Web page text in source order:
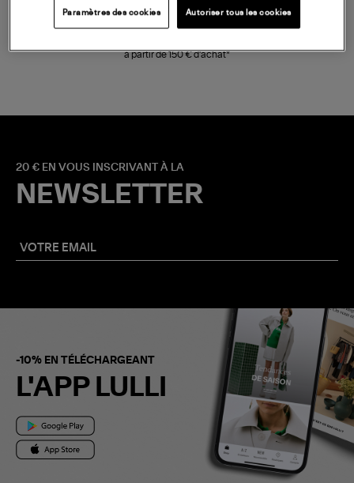
à partir de 150 € d'achat*
20 € EN VOUS INSCRIVANT À LA
NEWSLETTER
-10% EN TÉLÉCHARGEANT
L'APP LULLI
Paramètres des cookies Autoriser tous les cookies